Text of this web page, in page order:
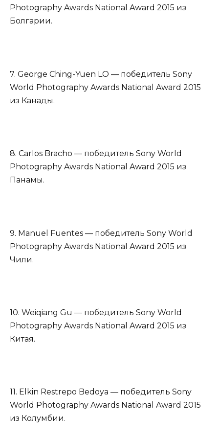
Photography Awards National Award 2015 из
Болгарии.
7. George Ching-Yuen LO — победитель Sony
World Photography Awards National Award 2015
из Канады.
8. Carlos Bracho — победитель Sony World
Photography Awards National Award 2015 из
Панамы.
9. Manuel Fuentes — победитель Sony World
Photography Awards National Award 2015 из
Чили.
10. Weiqiang Gu — победитель Sony World
Photography Awards National Award 2015 из
Китая.
11. Elkin Restrepo Bedoya — победитель Sony
World Photography Awards National Award 2015
из Колумбии.